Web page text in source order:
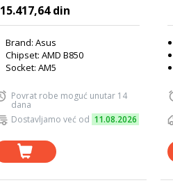
15.417,64 din
Brand: Asus
Chipset: AMD B850
Socket: AM5
Povrat robe moguć unutar 14
dana
Dostavljamo već od 11.08.2026